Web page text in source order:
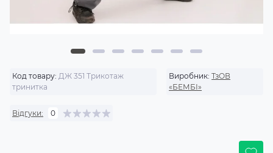
Код товару: ДЖ 351 Трикотаж
тринитка
Виробник: ТзОВ
«БЕМБІ»
Відгуки: 0